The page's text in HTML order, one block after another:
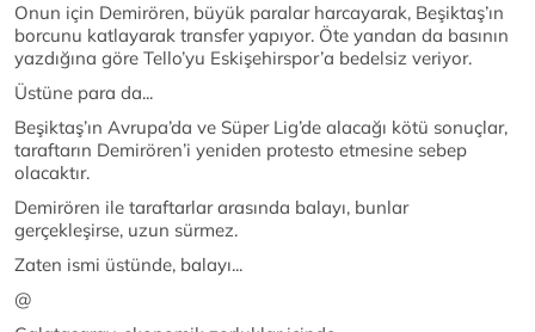
Onun için Demirören, büyük paralar harcayarak, Beşiktaş’ın
borcunu katlayarak transfer yapıyor. Öte yandan da basının
yazdığına göre Tello’yu Eskişehirspor’a bedelsiz veriyor.
Üstüne para da...
Beşiktaş’ın Avrupa’da ve Süper Lig’de alacağı kötü sonuçlar,
taraftarın Demirören’i yeniden protesto etmesine sebep
olacaktır.
Demirören ile taraftarlar arasında balayı, bunlar
gerçekleşirse, uzun sürmez.
Zaten ismi üstünde, balayı...
@